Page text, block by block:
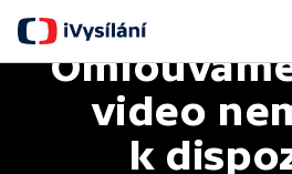
video
k